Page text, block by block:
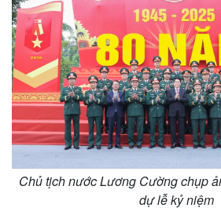
Chủ tịch nước Lương Cường chụp
dự lễ kỷ niệm